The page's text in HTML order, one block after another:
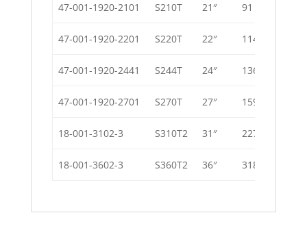
47-001-1920-2101 S210T 21″ 91 Kg
47-001-1920-2201 S220T 22″ 114 Kg
47-001-1920-2441 S244T 24″ 136 Kg
47-001-1920-2701 S270T 27″ 159 Kg
18-001-3102-3 S310T2 31″ 227 Kg
18-001-3602-3 S360T2 36″ 318 Kg